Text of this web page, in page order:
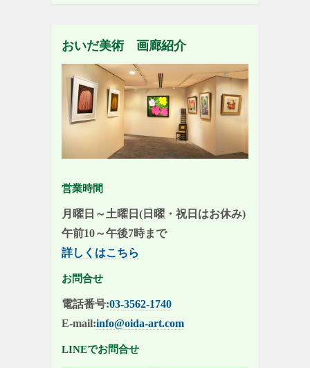
おいだ美術 画廊紹介
営業時間
月曜日～土曜日(日曜・祝日はお休み)
午前10～午後7時まで
詳しくはこちら
お問合せ
電話番号:03-3562-1740
E-mail:info@oida-art.com
LINEでお問合せ